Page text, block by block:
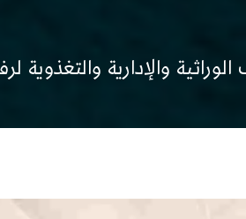
والإدارية والتغذوية